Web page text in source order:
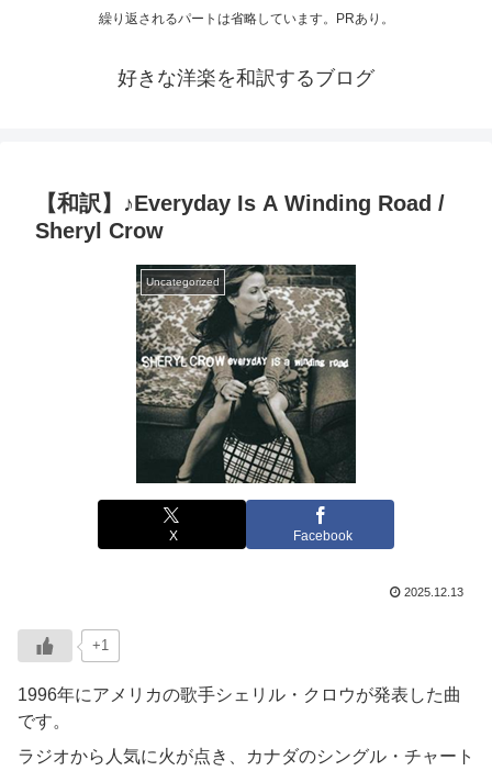
繰り返されるパートは省略しています。PRあり。
好きな洋楽を和訳するブログ
【和訳】♪Everyday Is A Winding Road /
Sheryl Crow
Uncategorized
X Facebook
2025.12.13
+1
1996年にアメリカの歌手シェリル・クロウが発表した曲
です。
ラジオから人気に火が点き、カナダのシングル・チャート